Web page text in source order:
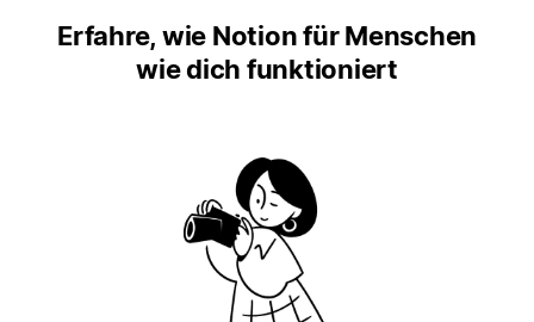
Erfahre, wie Notion für Menschen
wie dich funktioniert